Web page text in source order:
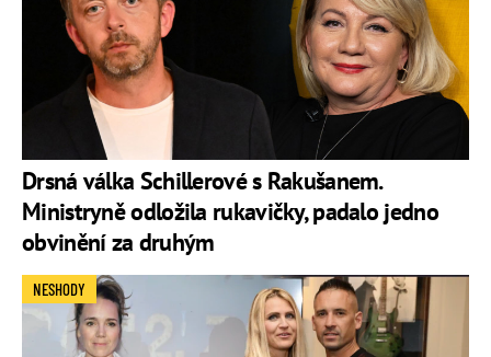
Drsná válka Schillerové s Rakušanem.
Ministryně odložila rukavičky, padalo jedno
obvinění za druhým
NESHODY